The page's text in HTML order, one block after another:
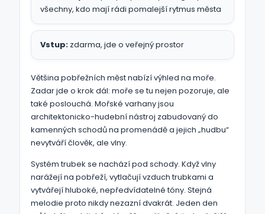
všechny, kdo mají rádi pomalejší rytmus města
Vstup: zdarma, jde o veřejný prostor
Většina pobřežních měst nabízí výhled na moře.
Zadar jde o krok dál: moře se tu nejen pozoruje, ale
také poslouchá. Mořské varhany jsou
architektonicko-hudební nástroj zabudovaný do
kamenných schodů na promenádě a jejich „hudbu“
nevytváří člověk, ale vlny.
Systém trubek se nachází pod schody. Když vlny
narážejí na pobřeží, vytlačují vzduch trubkami a
vytvářejí hluboké, nepředvídatelné tóny. Stejná
melodie proto nikdy nezazní dvakrát. Jeden den